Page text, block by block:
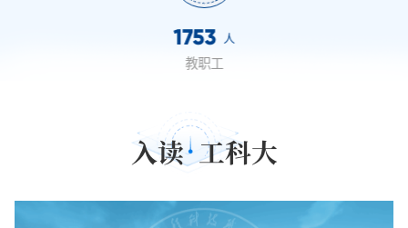
1753 人
教职工
入读 工科大